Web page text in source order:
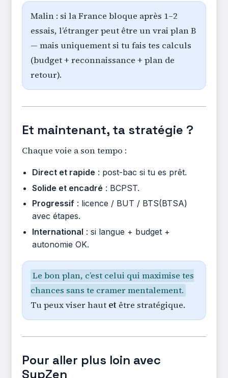
Malin : si la France bloque après 1–2
essais, l’étranger peut être un vrai plan B
— mais uniquement si tu fais tes calculs
(budget + reconnaissance + plan de
retour).
Et maintenant, ta stratégie ?
Chaque voie a son tempo :
Direct et rapide : post-bac si tu es prêt.
Solide et encadré : BCPST.
Progressif : licence / BUT / BTS(BTSA)
avec étapes.
International : si langue + budget +
autonomie OK.
Le bon plan, c’est celui qui maximise tes
chances sans te cramer mentalement.
Tu peux viser haut et être stratégique.
Pour aller plus loin avec
SupZen